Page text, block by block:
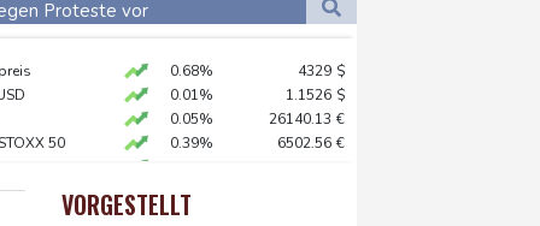
Dortmund
12 °C
22 °C
Proteste vor
Grünen
Kraftakt"
0.68% 4329 $
0.01% 1.1526 $
0.05% 26140.13 €
50
0.39% 6502.56 €
1.36%
0.06%
VORGESTELLT